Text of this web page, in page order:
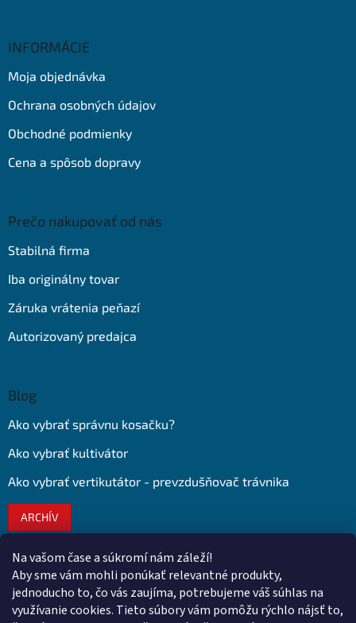
Na vašom čase a súkromí nám záleží!
Aby sme vám mohli ponúkať relevantné produkty,
jednoducho to, čo vás zaujíma, potrebujeme váš súhlas na
využívanie cookies. Tieto súbory vám pomôžu rýchlo nájsť to,
INFORMÁCIE
Moja objednávka
Ochrana osobných údajov
Obchodné podmienky
Cena a spôsob dopravy
Prečo nakupovať od nás
Stabilná firma
Iba originálny tovar
Záruka vrátenia peňazí
Autorizovaný predajca
Blog
Ako vybrať správnu kosačku?
Ako vybrať kultivátor
Ako vybrať vertikutátor - prevzdušňovač trávnika
ARCHÍV
Kontakt
obchod@ euroshopy.sk